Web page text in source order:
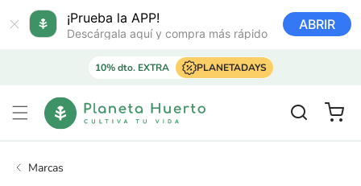
¡Prueba la APP!
Descárgala aquí y compra más rápido
ABRIR
directamente
al contenido
10% dto. EXTRA PLANETADAYS
Carrito
Marcas